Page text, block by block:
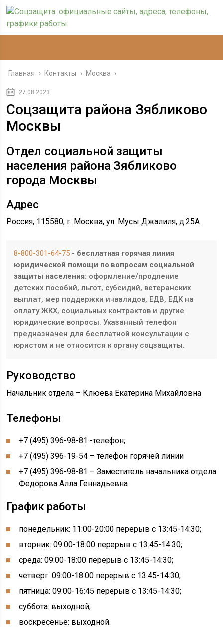
Главная › Контакты › Москва ›
27.08.2023
Соцзащита района Зябликово
Москвы
Отдел социальной защиты
населения района Зябликово
города Москвы
Адрес
Россия, 115580, г. Москва, ул. Мусы Джалиля, д.25А
8-800-301-64-75 - бесплатная горячая линия
юридической помощи по вопросам социальной
защиты населения: оформление/продление
детских пособий, льгот, субсидий, ветеранских
выплат, мер поддержки инвалидов, ЕДВ, ЕДК на
оплату ЖКХ, социальных контрактов и другие
юридические вопросы. Указанный телефон
предназначен для бесплатной консультации с
юристом и не относится к органу соцзащиты.
Руководство
Начальник отдела – Клюева Екатерина Михайловна
Телефоны
+7 (495) 396-98-81 -телефон;
+7 (495) 396-19-54 – телефон горячей линии
+7 (495) 396-98-81 – Заместитель начальника отдела
Федорова Алла Геннадьевна
График работы
понедельник: 11:00-20:00 перерыв с 13:45-14:30;
вторник: 09:00-18:00 перерыв с 13:45-14:30;
среда: 09:00-18:00 перерыв с 13:45-14:30;
четверг: 09:00-18:00 перерыв с 13:45-14:30;
пятница: 09:00-16:45 перерыв с 13:45-14:30;
суббота: выходной;
воскресенье: выходной.